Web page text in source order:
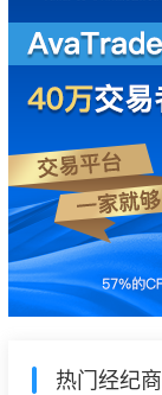
热门经纪商